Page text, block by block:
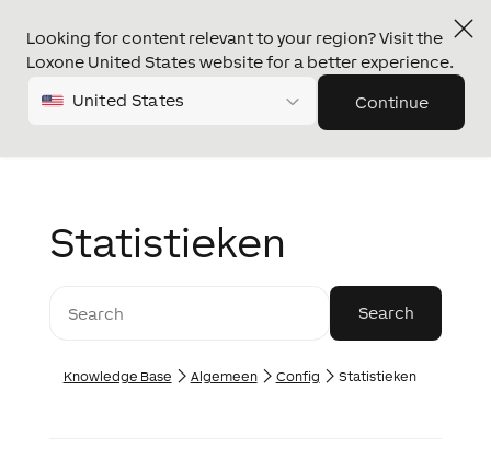
Looking for content relevant to your region? Visit the
Loxone United States website for a better experience.
United States Continue
Statistieken
Knowledge Base Algemeen Config Statistieken